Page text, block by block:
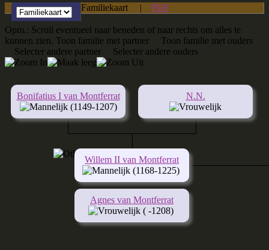
Familiekaart | PDF
Opm.: Scroll eventueel naar beneden of naar rechts om alles te
kunnen zien. Toon familie met partner
Toon familie met ouders
Selecter andere partner
Selecter andere ouders
Bonifatius I van Montferrat
(1149-1207)
N.N.
Agnes van Montferrat
( -1208)
Willem II van Montferrat
(1168-1225)